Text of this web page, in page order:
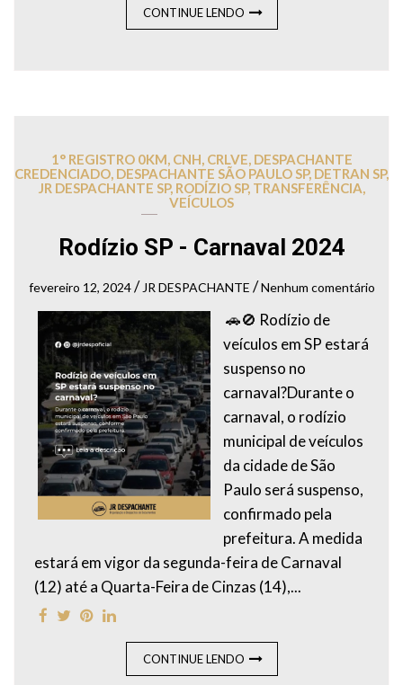
CONTINUE LENDO
1° REGISTRO 0KM CNH CRLVE DESPACHANTE
CREDENCIADO DESPACHANTE SÃO PAULO SP, DETRAN SP,
JR DESPACHANTE SP, RODÍZIO SP, TRANSFERÊNCIA
VEÍCULOS
Rodízio SP - Carnaval 2024
fevereiro 12, 2024/ JR DESPACHANTE /Nenhum comentário
🚗🚫 Rodízio de
veículos em SP estará
suspenso no
carnaval?Durante o
carnaval, o rodízio
municipal de veículos
da cidade de São
Paulo será suspenso,
confirmado pela
prefeitura. A medida
estará em vigor da segunda-feira de Carnaval
(12) até a Quarta-Feira de Cinzas (14),...
CONTINUE LENDO